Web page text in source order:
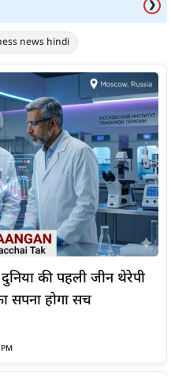
❯
news hindi
की पहली जीन थेरेपी
सपना होगा सच